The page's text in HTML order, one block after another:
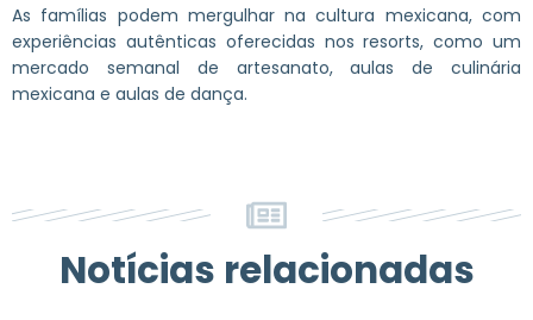
As famílias podem mergulhar na cultura mexicana, com
experiências autênticas oferecidas nos resorts, como um
mercado semanal de artesanato, aulas de culinária
mexicana e aulas de dança.
Notícias relacionadas